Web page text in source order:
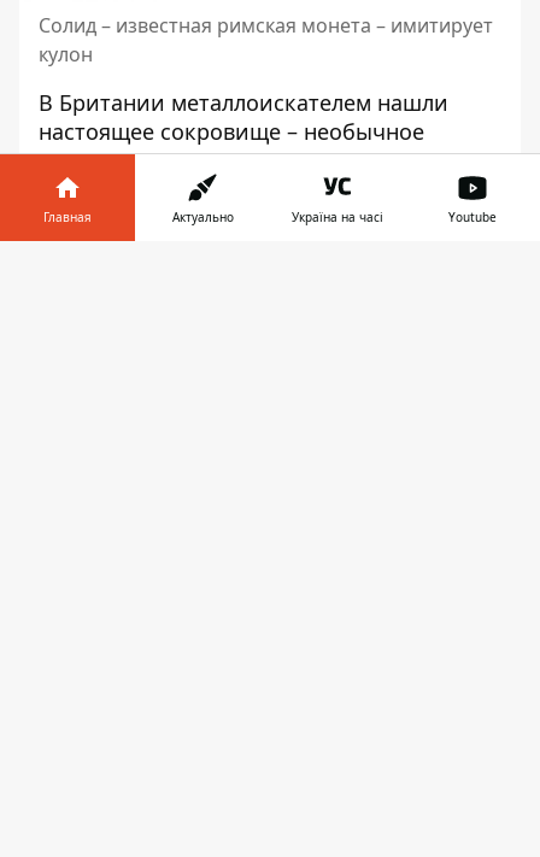
Солид – известная римская монета – имитирует
кулон
В Британии металлоискателем нашли
настоящее сокровище – необычное
англосаксонское ювелирное изделие:
плагиатный кулон с ошибками,
сообщает
LiveScience.
Кулон имитирует
римскую монету под названием солид.
Главная Актуально Україна на часі Youtube